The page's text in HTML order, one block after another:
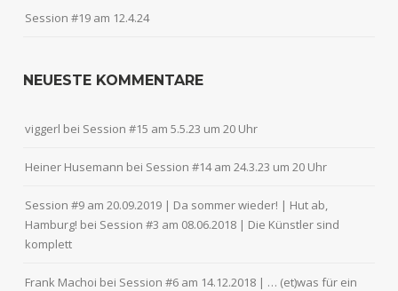
Session #19 am 12.4.24
NEUESTE KOMMENTARE
viggerl bei Session #15 am 5.5.23 um 20 Uhr
Heiner Husemann bei Session #14 am 24.3.23 um 20 Uhr
Session #9 am 20.09.2019 | Da sommer wieder! | Hut ab,
Hamburg! bei Session #3 am 08.06.2018 | Die Künstler sind
komplett
Frank Machoi bei Session #6 am 14.12.2018 | … (et)was für ein